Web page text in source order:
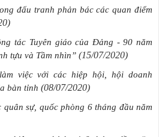
đấu tranh phản bác các quan điểm
tác Tuyên giáo của Đảng - 90 năm
tựu và Tầm nhìn” (15/07/2020)
việc với các hiệp hội, hội doanh
bàn tỉnh (08/07/2020)
sự, quốc phòng 6 tháng đầu năm